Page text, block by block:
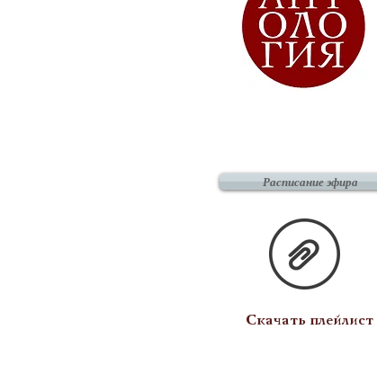
Расписание эфира
Скачать плейлист